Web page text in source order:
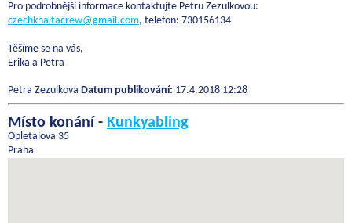
Pro podrobnější informace kontaktujte Petru Zezulkovou:
czechkhaitacrew@gmail.com, telefon: 730156134
Těšíme se na vás,
Erika a Petra
Petra Zezulkova Datum publikování: 17.4.2018 12:28
Místo konání - Kunkyabling
Opletalova 35
Praha